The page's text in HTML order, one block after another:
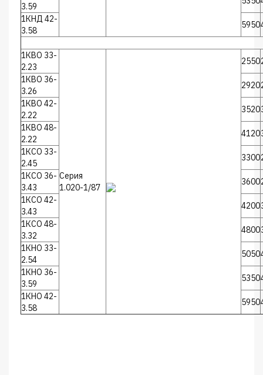
3.59
1КНД 42-
3.58
5950
1КВО 33-
2.23
Серия
1.020-1/87
2550
1КВО 36-
3.26
2920
1КВО 42-
2.22
3520
1КВО 48-
2.22
4120
1КСО 33-
2.45
3300
1КСО 36-
3.43
3600
1КСО 42-
3.43
4200
1КСО 48-
3.32
4800
1КНО 33-
2.54
5050
1КНО 36-
3.59
5350
1КНО 42-
3.58
5950